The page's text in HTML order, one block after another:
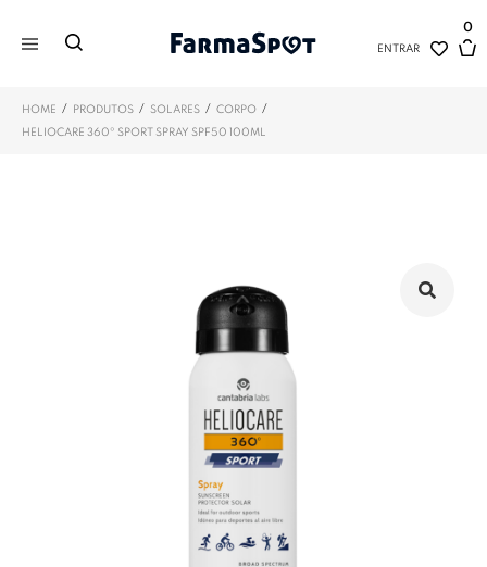
ENTRAR
0
HOME / PRODUTOS / SOLARES / CORPO /
HELIOCARE 360º SPORT SPRAY SPF50 100ML